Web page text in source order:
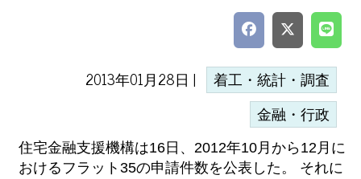
2013年01月28日 | 着工・統計・調査
金融・行政
住宅金融支援機構は16日、2012年10月から12月に
おけるフラット35の申請件数を公表した。 それに